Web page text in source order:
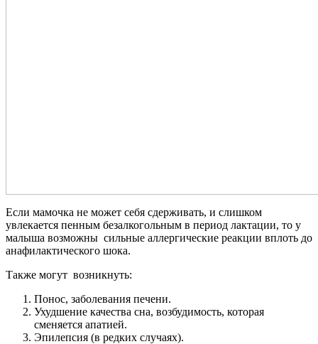
Если мамочка не может себя сдерживать, и слишком
увлекается пенным безалкогольным в период лактации, то у
малыша возможны сильные аллергические реакции вплоть до
анафилактического шока.
Также могут возникнуть:
Понос, заболевания печени.
Ухудшение качества сна, возбудимость, которая
сменяется апатией.
Эпилепсия (в редких случаях).